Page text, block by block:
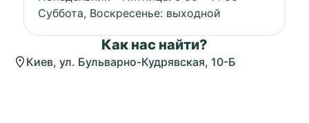
Суббота, Воскресенье: выходной
Как нас найти?
Киев, ул. Бульварно-Кудрявская, 10-Б